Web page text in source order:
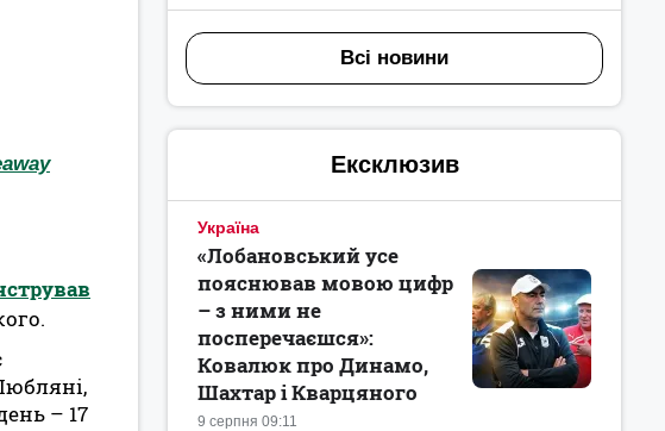
– 17
Всі новини
Ексклюзив
Україна
9 серпня 09:11
«Лобановський усе
пояснював мовою цифр
– з ними не
посперечаєшся»:
Ковалюк про Динамо,
Шахтар і Кварцяного